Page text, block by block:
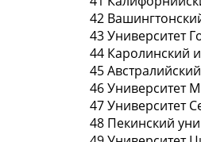
42
43 Университет
44 Каролинский
45
46 Университет
47 Университет
48 Пекинский